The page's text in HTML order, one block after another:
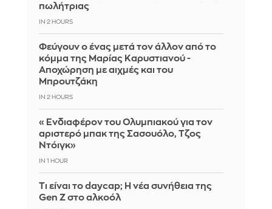
πωλήτριας
IN 2 HOURS
Φεύγουν ο ένας μετά τον άλλον από το
κόμμα της Μαρίας Καρυστιανού -
Αποχώρηση με αιχμές και του
Μπρουτζάκη
IN 2 HOURS
«Ενδιαφέρον του Ολυμπιακού για τον
αριστερό μπακ της Σασουόλο, Τζος
Ντόιγκ»
IN 1 HOUR
Τι είναι το daycap; Η νέα συνήθεια της
Gen Z στο αλκοόλ